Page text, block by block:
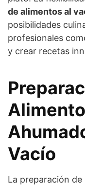
de alimentos al
posibilidades
profesionales
y crear recetas
Vacío
La preparación